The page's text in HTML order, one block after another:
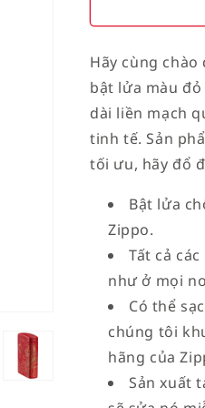
American
on
Flag
Hãy cùng
bật lửa màu
dài liền mạch
tinh tế. Sản
tối ưu, hãy đổ
Bật lửa
Zippo.
Tất cả
như ở mọi
Có thể
chúng tôi
hãng của
Sản xuất